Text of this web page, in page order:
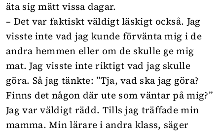
äta sig mätt vissa dagar.
– Det var faktiskt väldigt läskigt också. Jag
visste inte vad jag kunde förvänta mig i de
andra hemmen eller om de skulle ge mig
mat. Jag visste inte riktigt vad jag skulle
göra. Så jag tänkte: ”Tja, vad ska jag göra?
Finns det någon där ute som väntar på mig?”
Jag var väldigt rädd. Tills jag träffade min
mamma. Min lärare i andra klass, säger